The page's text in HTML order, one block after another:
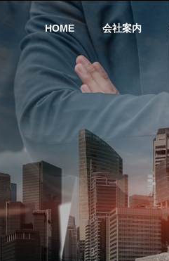
HOME 会社案内
社長挨拶
Message
沿革